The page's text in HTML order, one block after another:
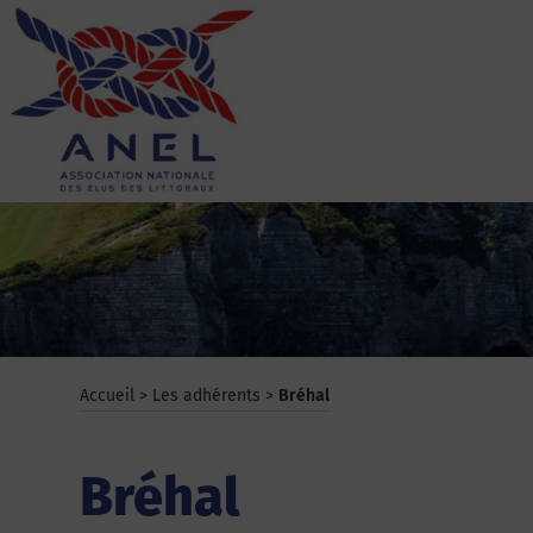
Aller
contenu
ANEL
Accueil > Les adhérents > Bréhal
Bréhal